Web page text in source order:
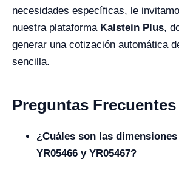
necesidades específicas, le
nuestra plataforma Kalstein Plus,
generar una cotización automática
sencilla.
Preguntas Frecuentes
¿Cuáles son las
YR05466 y YR05467?